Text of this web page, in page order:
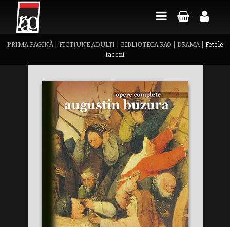
PRIMA PAGINĂ| FICTIUNE ADULTI BIBLIOTECA RAO DRAMA| Fetele
tacerii